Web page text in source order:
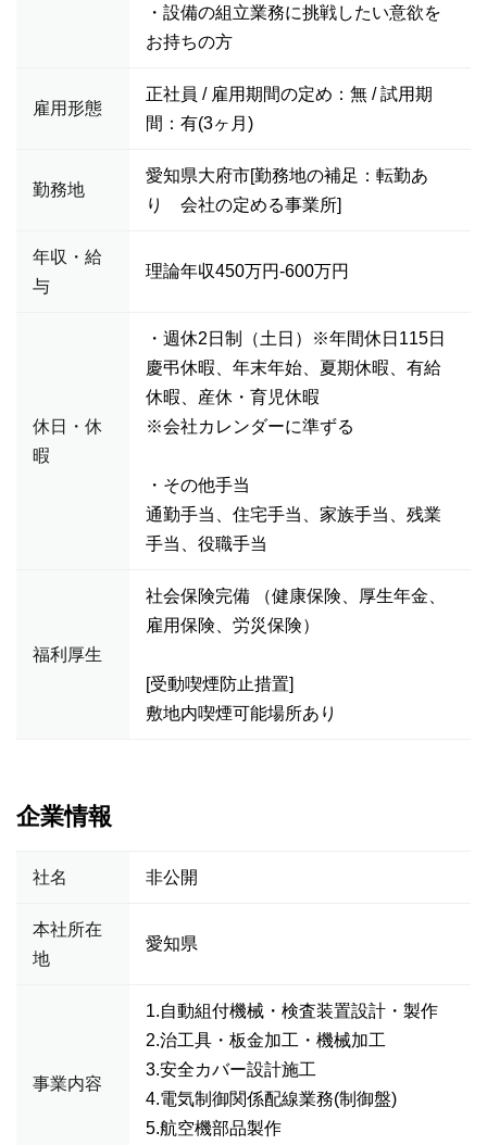
・設備の組立業務に挑戦したい意欲を
お持ちの方
雇用形態
正社員 / 雇用期間の定め：無 / 試用期
間：有(3ヶ月)
勤務地
愛知県大府市[勤務地の補足：転勤あ
り 会社の定める事業所]
年収・給
与
理論年収450万円-600万円
休日・休
暇
・週休2日制（土日）※年間休日115日
慶弔休暇、年末年始、夏期休暇、有給
休暇、産休・育児休暇
※会社カレンダーに準ずる
・その他手当
通勤手当、住宅手当、家族手当、残業
手当、役職手当
福利厚生
社会保険完備 （健康保険、厚生年金、
雇用保険、労災保険）
[受動喫煙防止措置]
敷地内喫煙可能場所あり
企業情報
社名 非公開
本社所在
地
愛知県
事業内容
1.自動組付機械・検査装置設計・製作
2.治工具・板金加工・機械加工
3.安全カバー設計施工
4.電気制御関係配線業務(制御盤)
5.航空機部品製作